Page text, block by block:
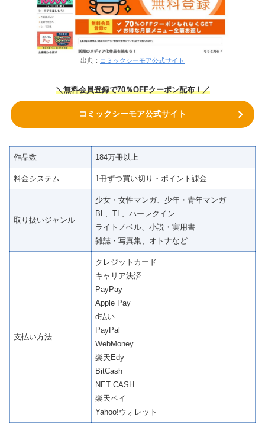
出典： コミックシーモア公式サイト
＼無料会員登録で70％OFFクーポン配布！／
コミックシーモア公式サイト
作品数 184万冊以上
料金システム 1冊ずつ買い切り・ポイント課金
取り扱いジャンル
少女・女性マンガ、少年・青年マンガ
BL、TL、ハーレクイン
ライトノベル、小説・実用書
雑誌・写真集、オトナなど
支払い方法
クレジットカード
キャリア決済
PayPay
Apple Pay
d払い
PayPal
WebMoney
楽天Edy
BitCash
NET CASH
楽天ペイ
Yahoo!ウォレット